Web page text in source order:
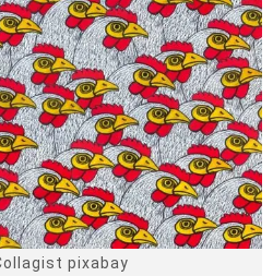
pixabay